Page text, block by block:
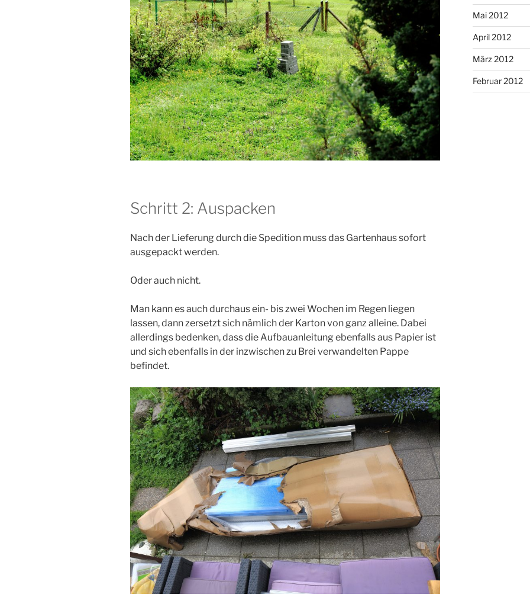
Schritt 2: Auspacken
Nach der Lieferung durch die Spedition muss das Gartenhaus sofort
ausgepackt werden.
Oder auch nicht.
Man kann es auch durchaus ein- bis zwei Wochen im Regen liegen
lassen, dann zersetzt sich nämlich der Karton von ganz alleine. Dabei
allerdings bedenken, dass die Aufbauanleitung ebenfalls aus Papier ist
und sich ebenfalls in der inzwischen zu Brei verwandelten Pappe
befindet.
Mai 2012
April 2012
März 2012
Februar 2012